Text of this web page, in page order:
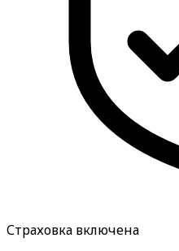
Страховка включена